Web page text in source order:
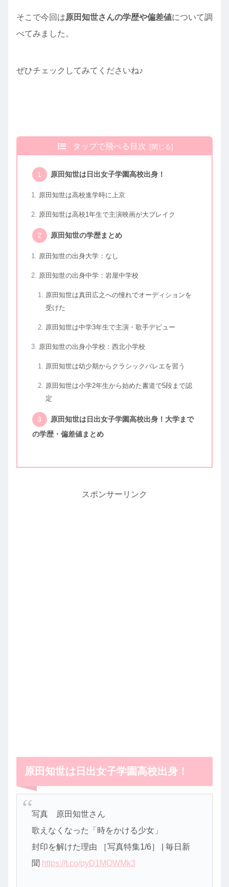
そこで今回は原田知世さんの学歴や偏差値について調
べてみました。
ぜひチェックしてみてくださいね♪
タップで飛べる目次
原田知世は日出女子学園高校出身！
原田知世は高校進学時に上京
原田知世は高校1年生で主演映画が大ブレイク
原田知世の学歴まとめ
原田知世の出身大学：なし
原田知世の出身中学：岩屋中学校
原田知世は真田広之への憧れでオーディションを
受けた
原田知世は中学3年生で主演・歌手デビュー
原田知世の出身小学校：西北小学校
原田知世は幼少期からクラシックバレエを習う
原田知世は小学2年生から始めた書道で5段まで認
定
原田知世は日出女子学園高校出身！大学まで
の学歴・偏差値まとめ
スポンサーリンク
原田知世は日出女子学園高校出身！
写真 原田知世さん
歌えなくなった「時をかける少女」
封印を解けた理由 ［写真特集1/6］ | 毎日新
聞 https://t.co/pyD1MOWMk3